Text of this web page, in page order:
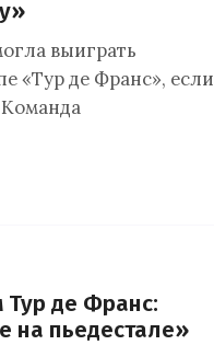
выиграть
«Тур де Франс», если
де Франс:
на пьедестале»